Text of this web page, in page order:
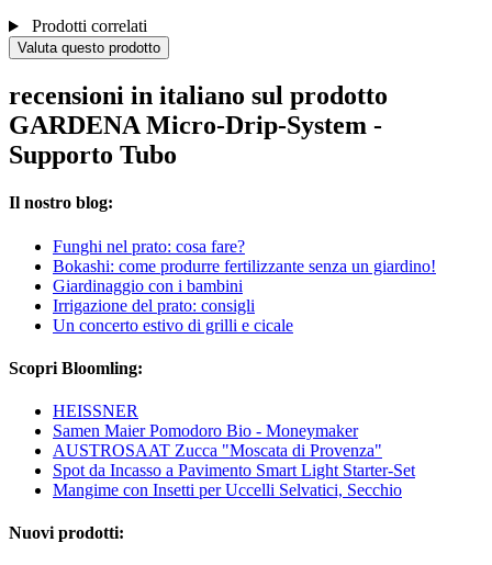
Prodotti correlati
Valuta questo prodotto
recensioni in italiano sul prodotto
GARDENA Micro-Drip-System -
Supporto Tubo
Il nostro blog:
Funghi nel prato: cosa fare?
Bokashi: come produrre fertilizzante senza un giardino!
Giardinaggio con i bambini
Irrigazione del prato: consigli
Un concerto estivo di grilli e cicale
Scopri Bloomling:
HEISSNER
Samen Maier Pomodoro Bio - Moneymaker
AUSTROSAAT Zucca "Moscata di Provenza"
Spot da Incasso a Pavimento Smart Light Starter-Set
Mangime con Insetti per Uccelli Selvatici, Secchio
Nuovi prodotti: